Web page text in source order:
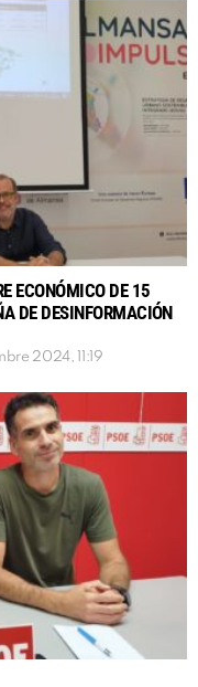
ECONÓMICO DE 15
DE DESINFORMACIÓN
2024, 11:19